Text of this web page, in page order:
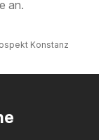
an.
Konstanz